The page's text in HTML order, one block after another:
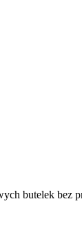
butelek bez